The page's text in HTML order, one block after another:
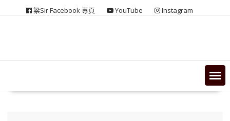
梁Sir Facebook 專頁 YouTube Instagram